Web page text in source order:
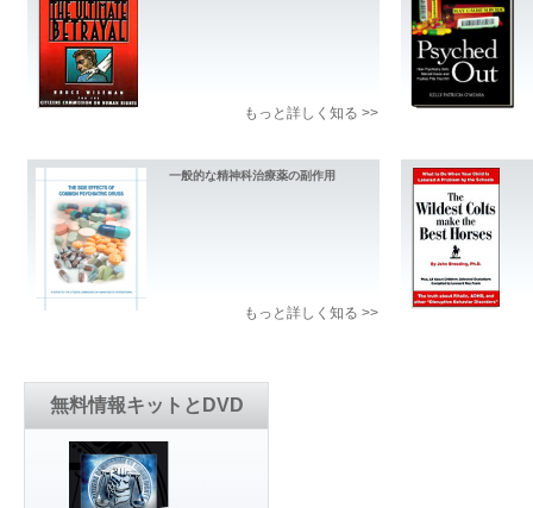
無料情報キットとDVD
もっと詳しく知る >>
一般的な精神科治療薬の副作用
もっと詳しく知る >>